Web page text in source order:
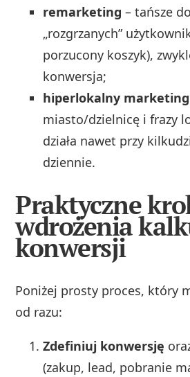
remarketing – tańsze
„rozgrzanych”
porzucony koszyk),
konwersja;
hiperlokalny marketing
miasto/dzielnicę i frazy
działa nawet przy
dziennie.
Praktyczne
wdrożenia
konwersji
Poniżej prosty proces, który
od razu:
Zdefiniuj konwersję
(zakup, lead, pobranie